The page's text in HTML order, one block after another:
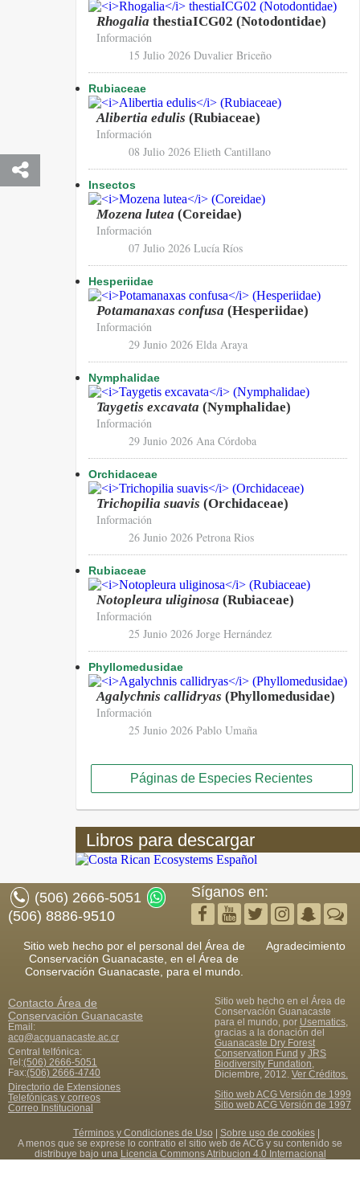
Rhogalia thestiaICG02 (Notodontidae)
Información
15 Julio 2026 Duvalier Briceño
Rubiaceae
Alibertia edulis (Rubiaceae)
Información
08 Julio 2026 Elieth Cantillano
Insectos
Mozena lutea (Coreidae)
Información
07 Julio 2026 Lucía Ríos
Hesperiidae
Potamanaxas confusa (Hesperiidae)
Información
29 Junio 2026 Elda Araya
Nymphalidae
Taygetis excavata (Nymphalidae)
Información
29 Junio 2026 Ana Córdoba
Orchidaceae
Trichopilia suavis (Orchidaceae)
Información
26 Junio 2026 Petrona Rios
Rubiaceae
Notopleura uliginosa (Rubiaceae)
Información
25 Junio 2026 Jorge Hernández
Phyllomedusidae
Agalychnis callidryas (Phyllomedusidae)
Información
25 Junio 2026 Pablo Umaña
Páginas de Especies Recientes
Libros para descargar
(506) 2666-5051
(506) 8886-9510
Síganos en:
Sitio web hecho por el personal del Área de
Conservación Guanacaste, en el Área de
Conservación Guanacaste, para el mundo.
Agradecimiento
Contacto Área de
Conservación Guanacaste
Email:
acg@acguanacaste.ac.cr
Central telfónica:
Tel:(506) 2666-5051
Fax:(506) 2666-4740
Directorio de Extensiones
Telefónicas y correos
Correo Institucional
Sitio web hecho en el Área de
Conservación Guanacaste
para el mundo, por Usematics,
gracias a la donación del
Guanacaste Dry Forest
Conservation Fund y JRS
Biodiversity Fundation
Diciembre, 2012. Ver Créditos.
Sitio web ACG Versión de 1999
Sitio web ACG Versión de 1997
Términos y Condiciones de Uso | Sobre uso de cookies|
A menos que se exprese lo contratio el sitio web de ACG y su contenido se
distribuye bajo una Licencia Commons Atribucion 4.0 Internacional